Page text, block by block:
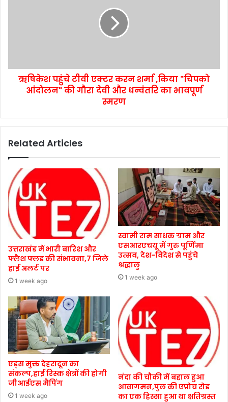
ऋषिकेश पहुंचे टीवी एक्टर करन शर्मा ,किया "चिपको
आंदोलन" की गौरा देवी और धन्वंतरि का भावपूर्ण
स्मरण
Related Articles
उत्तराखंड में भारी बारिश और
फ्लैश फ्लड की संभावना,7 जिले
हाई अलर्ट पर
1 week ago
स्वामी राम साधक ग्राम और
एसआरएचयू में गुरु पूर्णिमा
उत्सव, देश-विदेश से पहुंचे
श्रद्धालु
1 week ago
एड्स मुक्त देहरादून का
संकल्प,हाई रिस्क क्षेत्रों की होगी
जीआईएस मैपिंग
1 week ago
नंदा की चौकी में बहाल हुआ
आवागमन,पुल की एप्रोच रोड
का एक हिस्सा हुआ था क्षतिग्रस्त